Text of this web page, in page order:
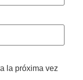
la próxima vez